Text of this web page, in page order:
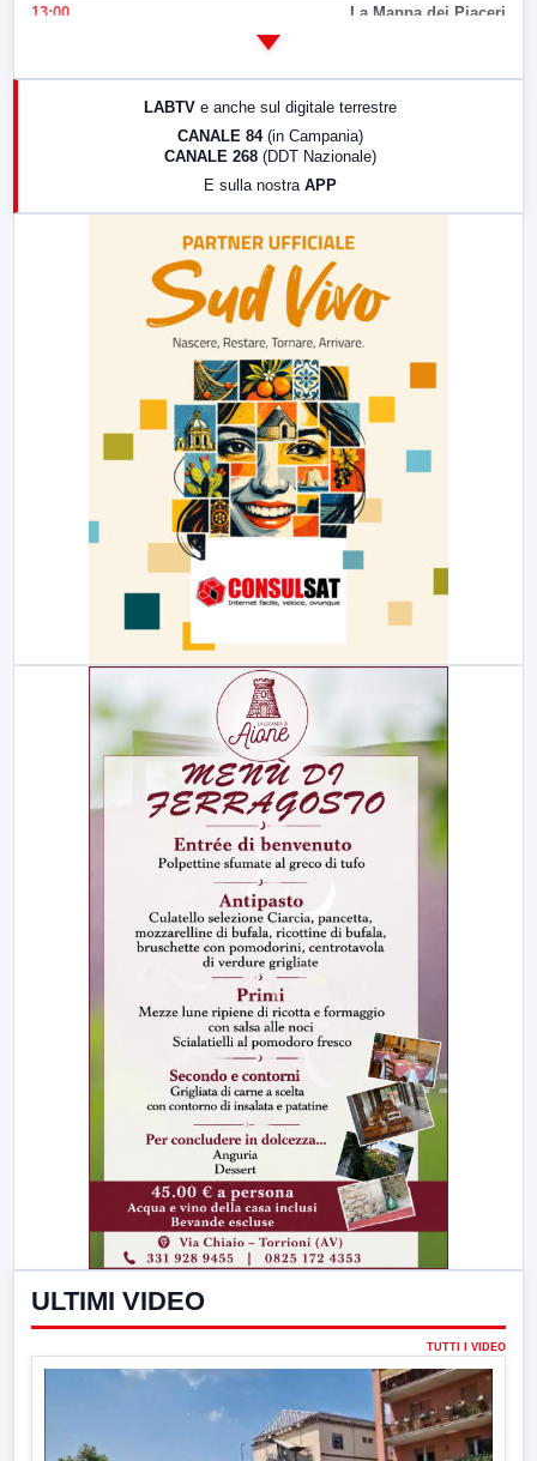
13:00 La Mappa dei Piaceri
17:00 LabNews (replica)
LABTV e anche sul digitale terrestre
CANALE 84 (in Campania)
CANALE 268 (DDT Nazionale)
E sulla nostra APP
ULTIMI VIDEO
TUTTI I VIDEO